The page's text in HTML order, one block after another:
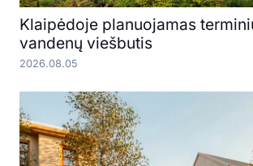
Klaipėdoje planuojamas
vandenų viešbutis
2026.08.05